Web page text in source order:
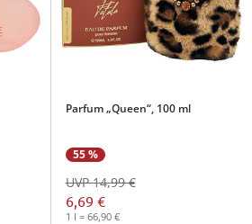
Parfum „Queen“, 100 ml
55 %
6,69 €
UVP 14,99 €
1 l = 66,90 €